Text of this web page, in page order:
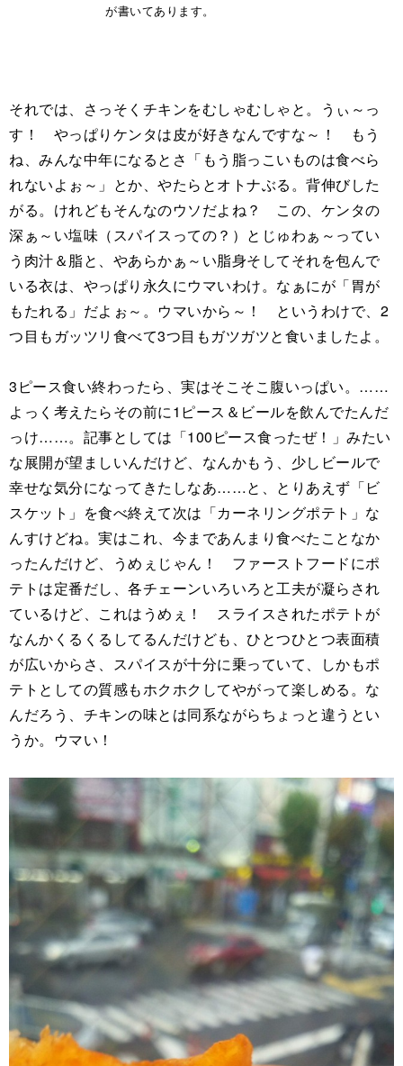
が書いてあります。
それでは、さっそくチキンをむしゃむしゃと。うぃ～っ
す！ やっぱりケンタは皮が好きなんですな～！ もう
ね、みんな中年になるとさ「もう脂っこいものは食べら
れないよぉ～」とか、やたらとオトナぶる。背伸びした
がる。けれどもそんなのウソだよね？ この、ケンタの
深ぁ～い塩味（スパイスっての？）とじゅわぁ～ってい
う肉汁＆脂と、やあらかぁ～い脂身そしてそれを包んで
いる衣は、やっぱり永久にウマいわけ。なぁにが「胃が
もたれる」だよぉ～。ウマいから～！ というわけで、2
つ目もガッツリ食べて3つ目もガツガツと食いましたよ。
3ピース食い終わったら、実はそこそこ腹いっぱい。……
よっく考えたらその前に1ピース＆ビールを飲んでたんだ
っけ……。記事としては「100ピース食ったぜ！」みたい
な展開が望ましいんだけど、なんかもう、少しビールで
幸せな気分になってきたしなあ……と、とりあえず「ビ
スケット」を食べ終えて次は「カーネリングポテト」な
んすけどね。実はこれ、今まであんまり食べたことなか
ったんだけど、うめぇじゃん！ ファーストフードにポ
テトは定番だし、各チェーンいろいろと工夫が凝らされ
ているけど、これはうめぇ！ スライスされたポテトが
なんかくるくるしてるんだけども、ひとつひとつ表面積
が広いからさ、スパイスが十分に乗っていて、しかもポ
テトとしての質感もホクホクしてやがって楽しめる。な
んだろう、チキンの味とは同系ながらちょっと違うとい
うか。ウマい！